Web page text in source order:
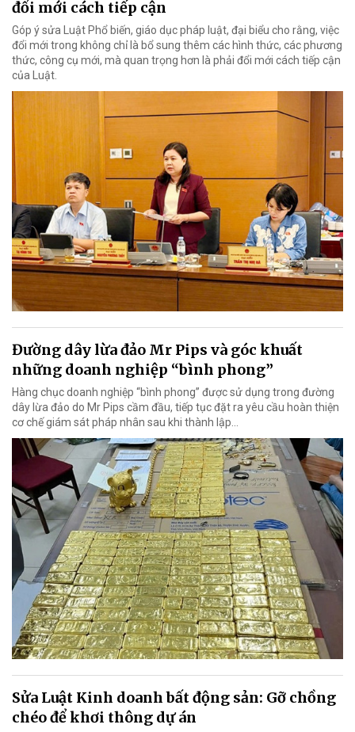
đổi mới cách tiếp cận
Góp ý sửa Luật Phổ biến, giáo dục pháp luật, đại biểu cho rằng, việc
đổi mới trong không chỉ là bổ sung thêm các hình thức, các phương
thức, công cụ mới, mà quan trọng hơn là phải đổi mới cách tiếp cận
của Luật.
Đường dây lừa đảo Mr Pips và góc khuất
những doanh nghiệp “bình phong”
Hàng chục doanh nghiệp “bình phong” được sử dụng trong đường
dây lừa đảo do Mr Pips cầm đầu, tiếp tục đặt ra yêu cầu hoàn thiện
cơ chế giám sát pháp nhân sau khi thành lập…
Sửa Luật Kinh doanh bất động sản: Gỡ chồng
chéo để khơi thông dự án